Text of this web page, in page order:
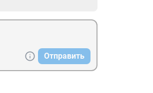
Отправить